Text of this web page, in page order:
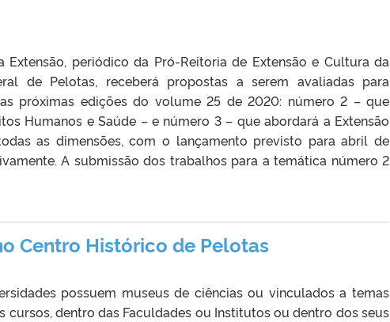
Extensão, periódico da Pró-Reitoria de Extensão e Cultura da
de Pelotas, receberá propostas a serem avaliadas para
próximas edições do volume 25 de 2020: número 2 – que
Humanos e Saúde – e número 3 – que abordará a Extensão
as dimensões, com o lançamento previsto para abril de
A submissão dos trabalhos para a temática número 2
Centro Histórico de Pelotas
possuem museus de ciências ou vinculados a temas
cursos, dentro das Faculdades ou Institutos ou dentro dos seus